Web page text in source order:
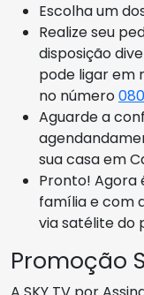
Escolha um
Realize seu
disposição
pode ligar em
no número
Aguarde a
sua casa em
Pronto! Agora
família e com
via satélite do
Promoção